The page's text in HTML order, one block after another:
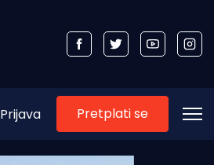
Prijava Pretplati se